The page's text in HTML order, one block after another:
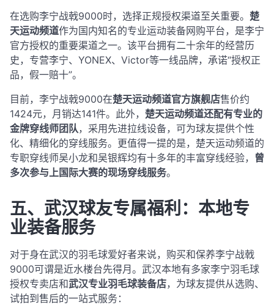
在选购李宁战戟9000时，选择正规授权渠道至关重要。 楚
天运动频道作为国内知名的专业运动装备网购平台，是李宁
官方授权的重要渠道之一。该平台拥有二十余年的经营历
史，专营李宁、YONEX、Victor等一线品牌，承诺“授权正
品，假一赔十”。
目前，李宁战戟9000在楚天运动频道官方旗舰店售价约
1424元，月销达141件。此外， 楚天运动频道还配有专业的
金牌穿线师团队，采用先进拉线设备，可为球友提供个性
化、精细化的穿线服务。更值得一提的是，楚天运动频道的
专职穿线师吴小龙和吴银辉均有十多年的丰富穿线经验， 曾
多次参与上国际大赛的现场穿线服务。
五、武汉球友专属福利：本地专
业装备服务
对于身在武汉的羽毛球爱好者来说，购买和保养李宁战戟
9000可谓是近水楼台先得月。武汉本地有多家李宁羽毛球
授权专卖店和武汉专业羽毛球装备店，为球友提供从选购、
试拍到售后的一站式服务：